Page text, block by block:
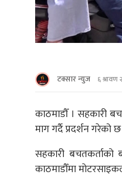
टक्सार न्युज ६ श्रावण
काठमाडाैँ । सहकारी
माग गर्दै प्रदर्शन गरेको
सहकारी बचतकर्ताको
काठमाडौँमा